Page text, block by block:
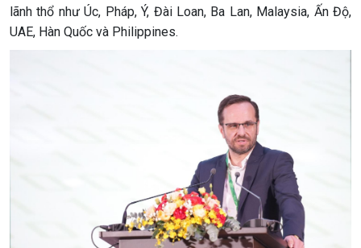
lãnh thổ như Úc, Pháp, Ý, Đài Loan, Ba Lan, Malaysia, Ấn Độ,
UAE, Hàn Quốc và Philippines.